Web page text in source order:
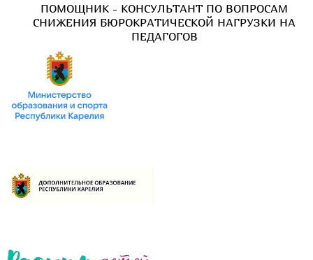
ПОМОЩНИК - КОНСУЛЬТАНТ ПО ВОПРОСАМ
СНИЖЕНИЯ БЮРОКРАТИЧЕСКОЙ НАГРУЗКИ НА
ПЕДАГОГОВ